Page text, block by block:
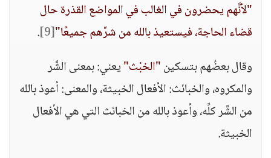
"لأنَّهم يحضرون في الغالب في المواضع القذرة حال
قضاء الحاجة، فيستعيذ بالله من شرِّهم جميعًا"[9]
.
وقال بعضُهم بتسكين"الخبْث"يعني: بمعنى الشَّر
والمكروه، والخبائث: الأفعال الخبيثة، والمعنى: أعوذ بالله
من الشَّر كلِّه، وأعوذ بالله من الخبائث التي هي الأفعال
الخبيثة.